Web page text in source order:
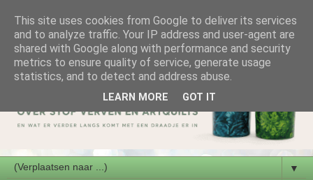
▼
This site uses cookies from Google to deliver its services
and to analyze traffic. Your IP address and user-agent are
shared with Google along with performance and security
metrics to ensure quality of service, generate usage
statistics, and to detect and address abuse.
LEARN MORE GOT IT